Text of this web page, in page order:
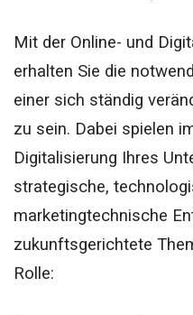
Mit der Online- und
erhalten Sie die
einer sich ständig
zu sein. Dabei spielen
Digitalisierung Ihres
strategische,
marketingtechnische
zukunftsgerichtete
Rolle: